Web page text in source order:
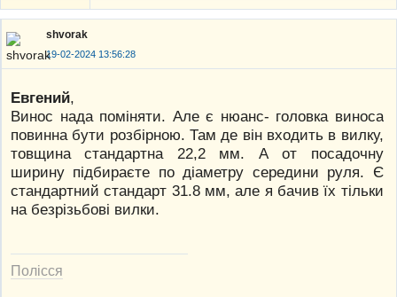
shvorak
19-02-2024 13:56:28
Евгений,
Винос нада поміняти. Але є нюанс- головка виноса
повинна бути розбірною. Там де він входить в вилку,
товщина стандартна 22,2 мм. А от посадочну
ширину підбираєте по діаметру середини руля. Є
стандартний стандарт 31.8 мм, але я бачив їх тільки
на безрізьбові вилки.
Полісся